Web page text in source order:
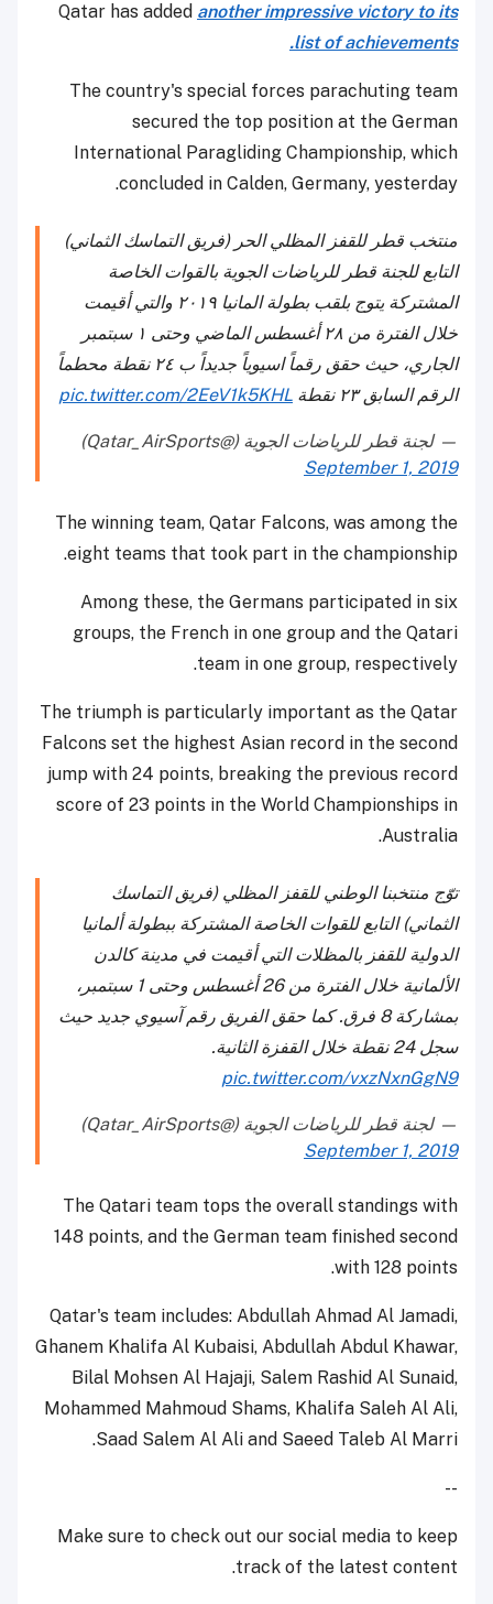
Qatar has added another impressive victory to its
list of achievements.
The country's special forces parachuting team
secured the top position at the German
International Paragliding Championship, which
concluded in Calden, Germany, yesterday.
منتخب قطر للقفز المظلي الحر (فريق التماسك الثماني)
التابع للجنة قطر للرياضات الجوية بالقوات الخاصة
المشتركة يتوج بلقب بطولة المانيا ٢٠١٩ والتي أقيمت
خلال الفترة من ٢٨ أغسطس الماضي وحتى ١ سبتمبر
الجاري، حيث حقق رقماً اسيوياً جديداً ب ٢٤ نقطة محطماً
الرقم السابق ٢٣ نقطة
pic.twitter.com/2EeV1k5KHL
— لجنة قطر للرياضات الجوية (@Qatar_AirSports)
September 1, 2019
The winning team, Qatar Falcons, was among the
eight teams that took part in the championship.
Among these, the Germans participated in six
groups, the French in one group and the Qatari
team in one group, respectively.
The triumph is particularly important as the Qatar
Falcons set the highest Asian record in the second
jump with 24 points, breaking the previous record
score of 23 points in the World Championships in
Australia.
توّج منتخبنا الوطني للقفز المظلي (فريق التماسك
الثماني) التابع للقوات الخاصة المشتركة ببطولة ألمانيا
الدولية للقفز بالمظلات التي أقيمت في مدينة كالدن
الألمانية خلال الفترة من 26 أغسطس وحتى 1 سبتمبر،
بمشاركة 8 فرق. كما حقق الفريق رقم آسيوي جديد حيث
سجل 24 نقطة خلال القفزة الثانية.
pic.twitter.com/vxzNxnGgN9
— لجنة قطر للرياضات الجوية (@Qatar_AirSports)
September 1, 2019
The Qatari team tops the overall standings with
148 points, and the German team finished second
with 128 points.
Qatar's team includes: Abdullah Ahmad Al Jamadi,
Ghanem Khalifa Al Kubaisi, Abdullah Abdul Khawar,
Bilal Mohsen Al Hajaji, Salem Rashid Al Sunaid,
Mohammed Mahmoud Shams, Khalifa Saleh Al Ali,
Saad Salem Al Ali and Saeed Taleb Al Marri.
--
Make sure to check out our social media to keep
track of the latest content.